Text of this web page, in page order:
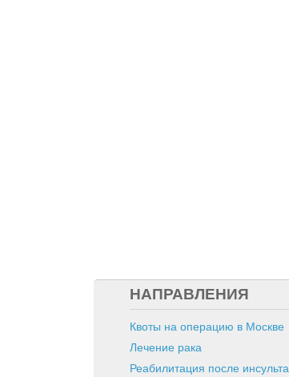
НАПРАВЛЕНИЯ
Квоты на операцию в Москве
Лечение рака
Реабилитация после инсульта